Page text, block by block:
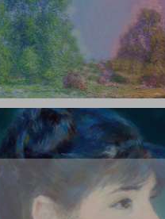
모네, 빛을 그리다